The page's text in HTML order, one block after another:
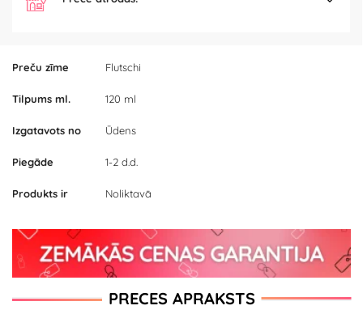
Preču zīme Flutschi
Tilpums ml. 120 ml
Izgatavots no Ūdens
Piegāde 1-2 d.d.
Produkts ir Noliktavā
PRECES APRAKSTS